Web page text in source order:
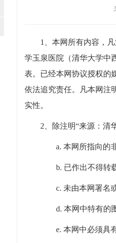
1、本网所有内容，凡
学玉泉医院（清华大学中
表。已经本网协议授权的
依法追究责任。凡本网注
实性。
2、除注明“来源： 清
a. 本网所指向的
b. 已作出不得转
c. 未由本网署名
d. 本网中特有的
e. 本网中必须具